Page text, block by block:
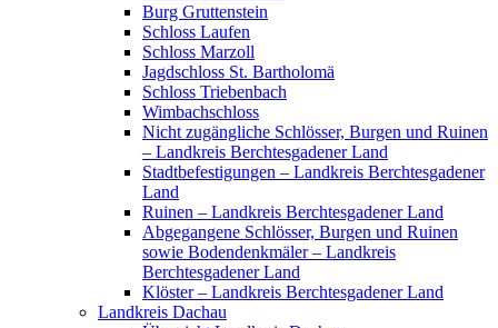
Burg Gruttenstein
Schloss Laufen
Schloss Marzoll
Jagdschloss St. Bartholomä
Schloss Triebenbach
Wimbachschloss
Nicht zugängliche Schlösser, Burgen und Ruinen
– Landkreis Berchtesgadener Land
Stadtbefestigungen – Landkreis Berchtesgadener
Land
Ruinen – Landkreis Berchtesgadener Land
Abgegangene Schlösser, Burgen und Ruinen
sowie Bodendenkmäler – Landkreis
Berchtesgadener Land
Klöster – Landkreis Berchtesgadener Land
Landkreis Dachau